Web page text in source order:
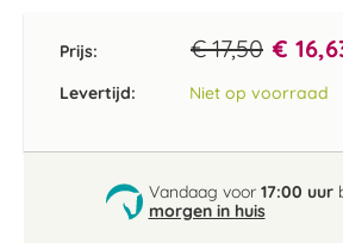
Prijs: € 17,50 €
Levertijd: Niet op voorraad
Vandaag voor 17:00 uur
morgen in huis
begin
gallerij